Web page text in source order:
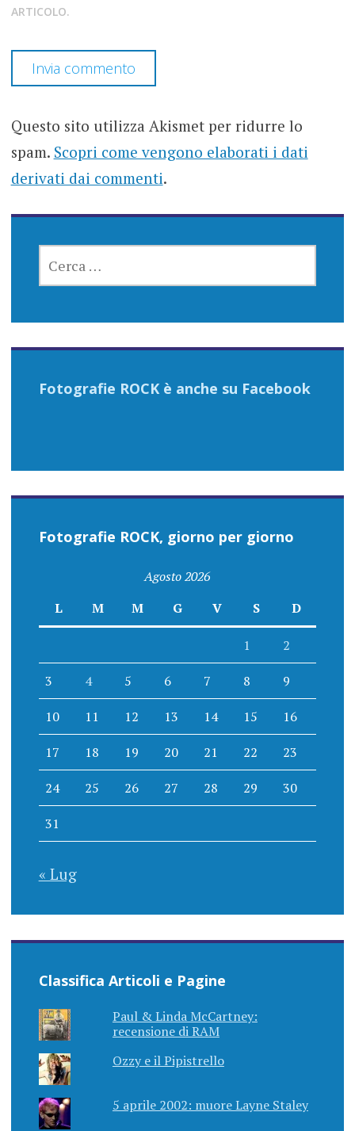
ARTICOLO.
Questo sito utilizza Akismet per ridurre lo
spam. Scopri come vengono elaborati i dati
derivati dai commenti.
PER:
Fotografie ROCK è anche su Facebook
Fotografie ROCK, giorno per giorno
Agosto 2026
L
M M G V S D
1 2
3 4 5 6 7 8 9
10 11 12 13 14 15 16
17 18 19 20 21 22 23
24 25 26 27 28 29 30
31
« Lug
Classifica Articoli e Pagine
Paul & Linda McCartney:
recensione di RAM
Ozzy e il Pipistrello
5 aprile 2002: muore Layne Staley